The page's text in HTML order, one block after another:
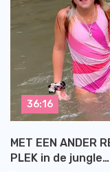
MET EEN ANDER
PLEK in de
36:16